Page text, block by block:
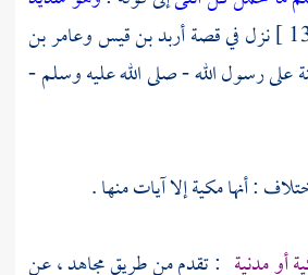
أربد بن قيسوعامر بن
على رسول الله - صلى الله عليه وسلم -
: أنها مكية إلا آيات منها .
مدنية : تقدم من طريقمجاهد ،عن